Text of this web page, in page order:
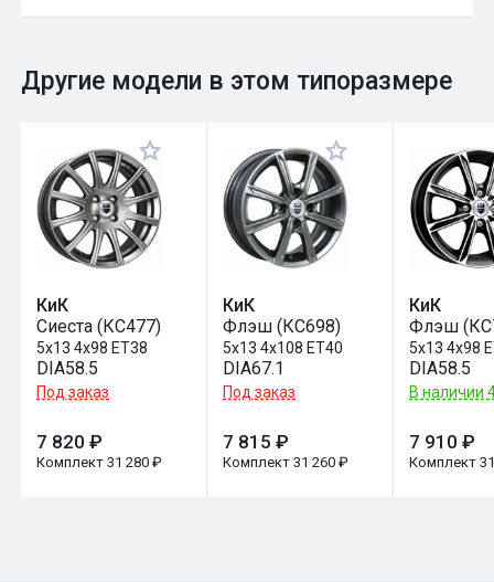
Оставить отзыв
Общий рейтинг 0
Другие модели в этом типоразмере
КиК
Сиеста (КС477)
5x13 4x98 ET38
DIA58.5
Под заказ
7 820 ₽
Комплект 31 280 ₽
КиК
Флэш (КС698)
5x13 4x108 ET40
DIA67.1
Под заказ
7 815 ₽
Комплект 31 260 ₽
КиК
Флэш
5x13 4x98
DIA58.5
В наличии
7 910 ₽
Комплект